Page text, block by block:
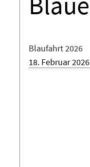
Blaufahrt 2026
18. Februar 2026